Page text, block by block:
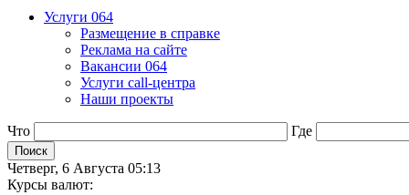
Услуги 064
Размещение в справке
Реклама на сайте
Вакансии 064
Услуги call-центра
Наши проекты
Что Где
Четверг, 6 Августа 05:13
Курсы валют: